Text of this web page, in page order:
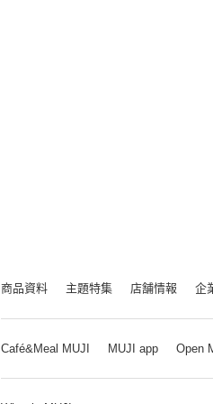
商品資料 主題特集 店舗情報 企
Café&Meal MUJI MUJI app Open